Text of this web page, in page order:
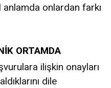
onlardan farkı
ORTAMDA
ilişkin onayları
dile